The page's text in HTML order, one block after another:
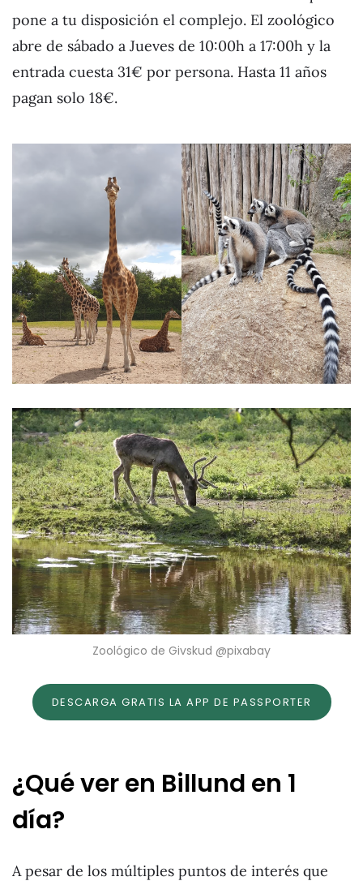
pone a tu disposición el complejo. El zoológico
abre de sábado a Jueves de 10:00h a 17:00h y la
entrada cuesta 31€ por persona. Hasta 11 años
pagan solo 18€.
Zoológico de Givskud @pixabay
DESCARGA GRATIS LA APP DE PASSPORTER
¿Qué ver en Billund en 1
día?
A pesar de los múltiples puntos de interés que